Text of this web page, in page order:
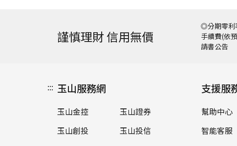
謹慎理財 信用無價
◎分期零利
手續費(依
請書公告
::: 玉山服務網
玉山金控
玉山證券
玉山創投
玉山投信
支援服
幫助中心
智能客服